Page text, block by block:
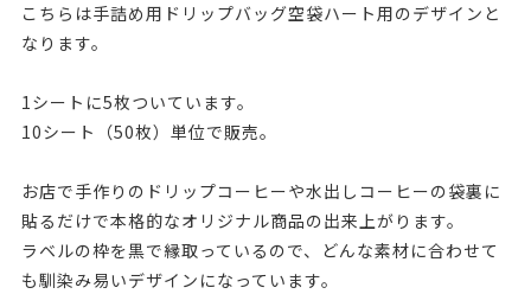
こちらは手詰め用ドリップバッグ空袋ハート用のデザインと
なります。
1シートに5枚ついています。
10シート（50枚）単位で販売。
お店で手作りのドリップコーヒーや水出しコーヒーの袋裏に
貼るだけで本格的なオリジナル商品の出来上がります。
ラベルの枠を黒で縁取っているので、どんな素材に合わせて
も馴染み易いデザインになっています。